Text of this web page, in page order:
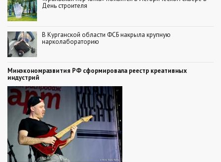
День строителя
В Курганской области ФСБ накрыла крупную
нарколабораторию
Минэкономразвития РФ сформировала реестр креативных
индустрий